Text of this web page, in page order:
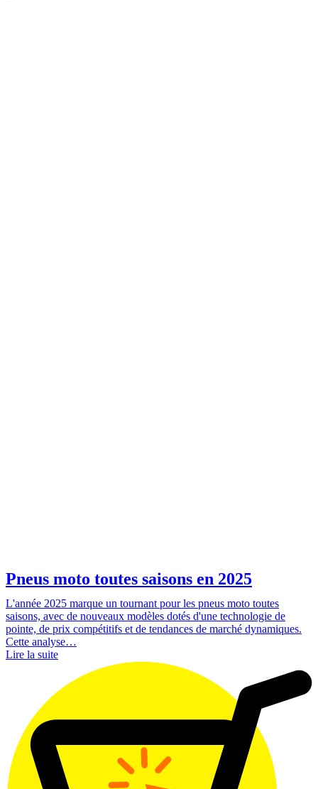
Pneus moto toutes saisons en 2025
L'année 2025 marque un tournant pour les pneus moto toutes
saisons, avec de nouveaux modèles dotés d'une technologie de
pointe, de prix compétitifs et de tendances de marché dynamiques.
Cette analyse…
Lire la suite